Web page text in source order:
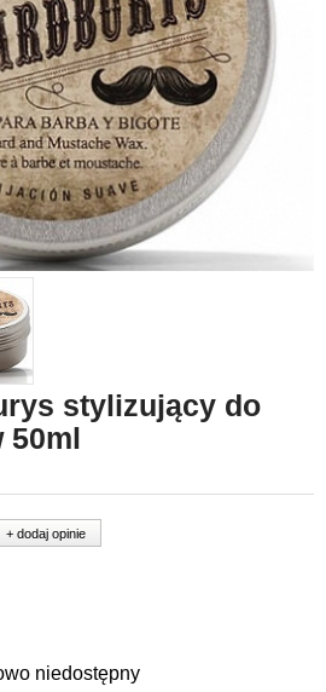
stylizujący do
50ml
+ dodaj opinie
niedostępny